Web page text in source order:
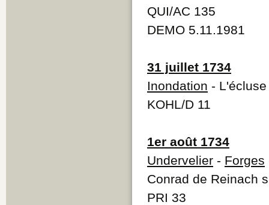
QUI/AC 135
DEMO 5.11.1981
31 juillet 1734
Inondation -
KOHL/D 11
1er août 1734
Undervelier - Forges
Conrad de Reinach
PRI 33